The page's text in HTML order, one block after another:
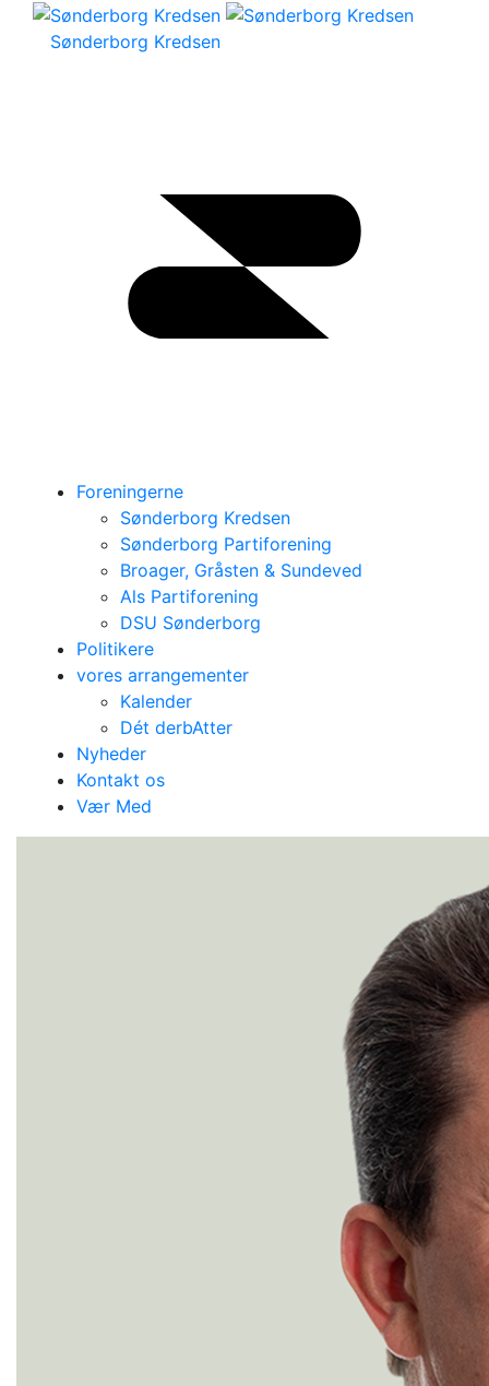
Sønderborg Kredsen
Foreningerne
Sønderborg Kredsen
Sønderborg Partiforening
Broager, Gråsten & Sundeved
Als Partiforening
DSU Sønderborg
Politikere
vores arrangementer
Kalender
Dét derbAtter
Nyheder
Kontakt os
Vær Med